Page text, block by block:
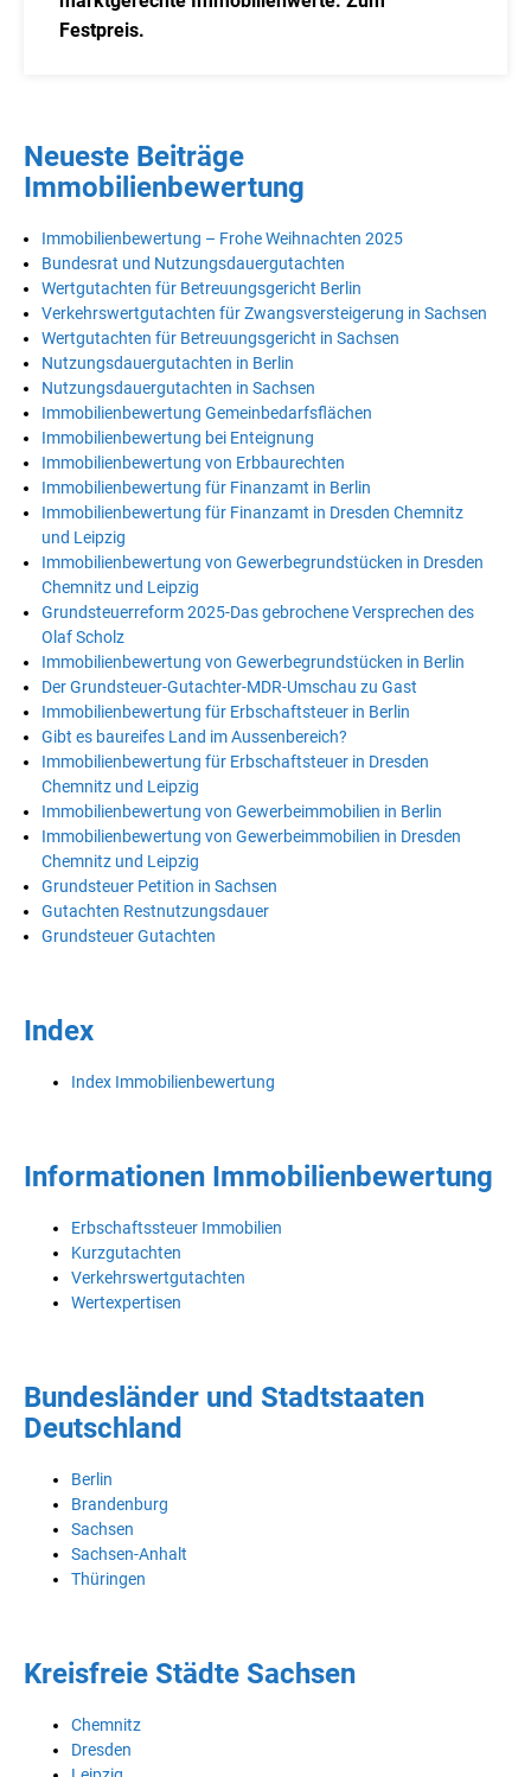
Festpreis.
Neueste Beiträge
Immobilienbewertung
Immobilienbewertung – Frohe Weihnachten 2025
Bundesrat und Nutzungsdauergutachten
Wertgutachten für Betreuungsgericht Berlin
Verkehrswertgutachten für Zwangsversteigerung in Sachsen
Wertgutachten für Betreuungsgericht in Sachsen
Nutzungsdauergutachten in Berlin
Nutzungsdauergutachten in Sachsen
Immobilienbewertung Gemeinbedarfsflächen
Immobilienbewertung bei Enteignung
Immobilienbewertung von Erbbaurechten
Immobilienbewertung für Finanzamt in Berlin
Immobilienbewertung für Finanzamt in Dresden Chemnitz
und Leipzig
Immobilienbewertung von Gewerbegrundstücken in Dresden
Chemnitz und Leipzig
Grundsteuerreform 2025-Das gebrochene Versprechen des
Olaf Scholz
Immobilienbewertung von Gewerbegrundstücken in Berlin
Der Grundsteuer-Gutachter-MDR-Umschau zu Gast
Immobilienbewertung für Erbschaftsteuer in Berlin
Gibt es baureifes Land im Aussenbereich?
Immobilienbewertung für Erbschaftsteuer in Dresden
Chemnitz und Leipzig
Immobilienbewertung von Gewerbeimmobilien in Berlin
Immobilienbewertung von Gewerbeimmobilien in Dresden
Chemnitz und Leipzig
Grundsteuer Petition in Sachsen
Gutachten Restnutzungsdauer
Grundsteuer Gutachten
Index
Index Immobilienbewertung
Informationen Immobilienbewertung
Erbschaftssteuer Immobilien
Kurzgutachten
Verkehrswertgutachten
Wertexpertisen
Bundesländer und Stadtstaaten
Deutschland
Berlin
Brandenburg
Sachsen
Sachsen-Anhalt
Thüringen
Kreisfreie Städte Sachsen
Chemnitz
Dresden